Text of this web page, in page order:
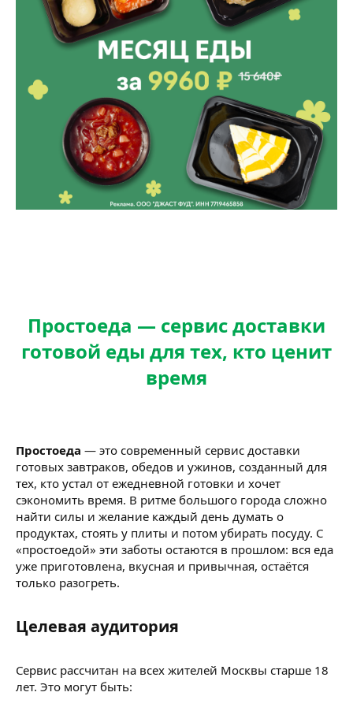
Простоеда — сервис доставки
готовой еды для тех, кто ценит
время
Простоеда — это современный сервис доставки
готовых завтраков, обедов и ужинов, созданный для
тех, кто устал от ежедневной готовки и хочет
сэкономить время. В ритме большого города сложно
найти силы и желание каждый день думать о
продуктах, стоять у плиты и потом убирать посуду. С
«простоедой» эти заботы остаются в прошлом: вся еда
уже приготовлена, вкусная и привычная, остаётся
только разогреть.
Целевая аудитория​
Сервис рассчитан на всех жителей Москвы старше 18
лет. Это могут быть: